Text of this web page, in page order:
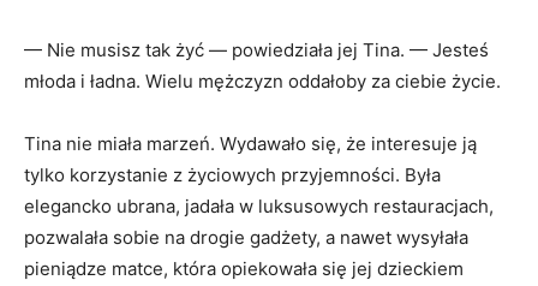
— Nie musisz tak żyć — powiedziała jej Tina. — Jesteś
młoda i ładna. Wielu mężczyzn oddałoby za ciebie życie.
Tina nie miała marzeń. Wydawało się, że interesuje ją
tylko korzystanie z życiowych przyjemności. Była
elegancko ubrana, jadała w luksusowych restauracjach,
pozwalała sobie na drogie gadżety, a nawet wysyłała
pieniądze matce, która opiekowała się jej dzieckiem